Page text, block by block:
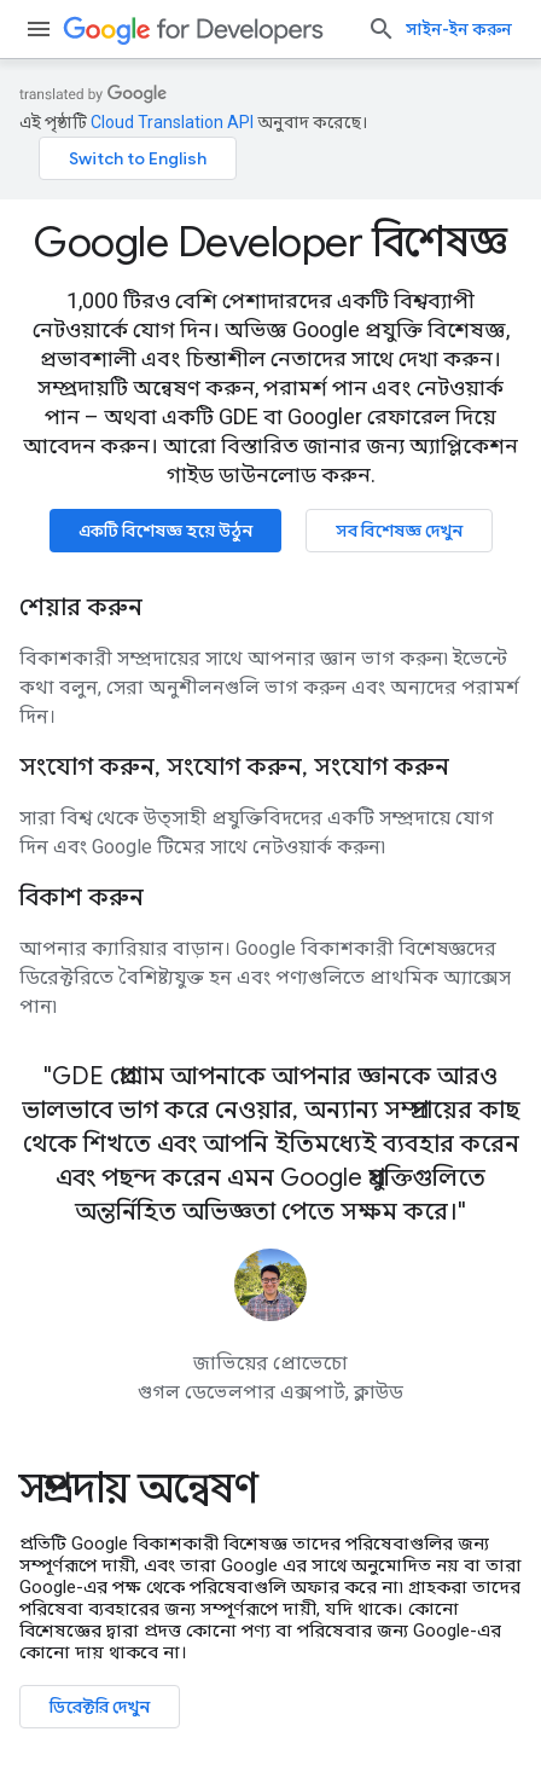
সাইন-ইন করুন
এই পৃষ্ঠাটিCloud Translation API অনুবাদ করেছে।
Google Developer বিশেষজ্ঞ
1,000 টিরও বেশি পেশাদারদের একটি বিশ্বব্যাপী
নেটওয়ার্কে যোগ দিন। অভিজ্ঞ Google প্রযুক্তি বিশেষজ্ঞ,
প্রভাবশালী এবং চিন্তাশীল নেতাদের সাথে দেখা করুন।
সম্প্রদায়টি অন্বেষণ করুন, পরামর্শ পান এবং নেটওয়ার্ক
পান – অথবা একটি GDE বা Googler রেফারেল দিয়ে
আবেদন করুন। আরো বিস্তারিত জানার জন্য অ্যাপ্লিকেশন
গাইড ডাউনলোড করুন.
একটি বিশেষজ্ঞ হয়ে উঠুন সব বিশেষজ্ঞ দেখুন
শেয়ার করুন
বিকাশকারী সম্প্রদায়ের সাথে আপনার জ্ঞান ভাগ করুন৷ ইভেন্টে
কথা বলুন, সেরা অনুশীলনগুলি ভাগ করুন এবং অন্যদের পরামর্শ
দিন।
সংযোগ করুন, সংযোগ করুন, সংযোগ করুন
সারা বিশ্ব থেকে উত্সাহী প্রযুক্তিবিদদের একটি সম্প্রদায়ে যোগ
দিন এবং Google টিমের সাথে নেটওয়ার্ক করুন৷
বিকাশ করুন
আপনার ক্যারিয়ার বাড়ান। Google বিকাশকারী বিশেষজ্ঞদের
ডিরেক্টরিতে বৈশিষ্ট্যযুক্ত হন এবং পণ্যগুলিতে প্রাথমিক অ্যাক্সেস
পান৷
"GDE প্রোগ্রাম আপনাকে আপনার জ্ঞানকে আরও
ভালভাবে ভাগ করে নেওয়ার, অন্যান্য সম্প্রদায়ের কাছ
থেকে শিখতে এবং আপনি ইতিমধ্যেই ব্যবহার করেন
এবং পছন্দ করেন এমন Google প্রযুক্তিগুলিতে
অন্তর্নিহিত অভিজ্ঞতা পেতে সক্ষম করে।"
জাভিয়ের প্রোভেচো
গুগল ডেভেলপার এক্সপার্ট, ক্লাউড
সম্প্রদায় অন্বেষণ
প্রতিটি Google বিকাশকারী বিশেষজ্ঞ তাদের পরিষেবাগুলির জন্য
সম্পূর্ণরূপে দায়ী, এবং তারা Google এর সাথে অনুমোদিত নয় বা তারা
Google-এর পক্ষ থেকে পরিষেবাগুলি অফার করে না৷ গ্রাহকরা তাদের
পরিষেবা ব্যবহারের জন্য সম্পূর্ণরূপে দায়ী, যদি থাকে। কোনো
বিশেষজ্ঞের দ্বারা প্রদত্ত কোনো পণ্য বা পরিষেবার জন্য Google-এর
কোনো দায় থাকবে না।
ডিরেক্টরি দেখুন